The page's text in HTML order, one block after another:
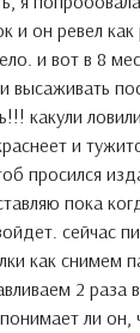
и он ревел
и вот в 8
высаживать
какули
и
просился
пока
сейчас
как снимем
2 раза
ли он,